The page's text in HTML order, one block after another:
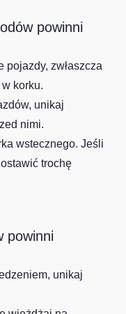
powinni
zwłaszcza
korku.
unikaj
nimi.
wstecznego. Jeśli
trochę
powinni
unikaj